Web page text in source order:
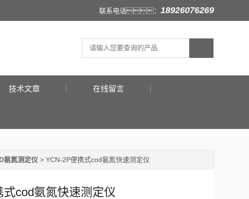
联系电话： 18926076269
技术文章 在线留言
氨氮测定仪 > YCN-2P便携式cod氨氮快速测定仪
式cod氨氮快速测定仪